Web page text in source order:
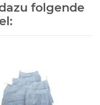
folgende